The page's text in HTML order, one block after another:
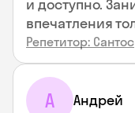
и доступно.
впечатления
Репетитор: Сантос
А Андрей